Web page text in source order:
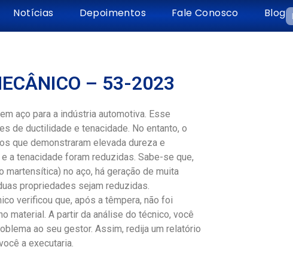
Notícias Depoimentos Fale Conosco Blog
– 53-2023
aço para a indústria automotiva. Esse
de ductilidade e tenacidade. No entanto, o
que demonstraram elevada dureza e
a tenacidade foram reduzidas. Sabe-se que,
no aço, há geração de muita
propriedades sejam reduzidas.
verificou que, após a têmpera, não foi
material. A partir da análise do técnico, você
ao seu gestor. Assim, redija um relatório
a executaria.